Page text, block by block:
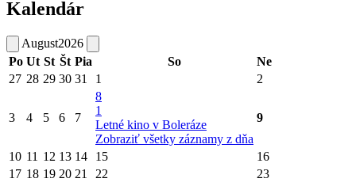
Kalendár
August2026
Po Ut St Št Pia So
Ne
27 28 29 30 31 1 2
3 4 5 6 7
8
1
Letné kino v Boleráze
Zobraziť všetky záznamy z dňa
9
10 11 12 13 14 15
16
17 18 19 20 21 22
23